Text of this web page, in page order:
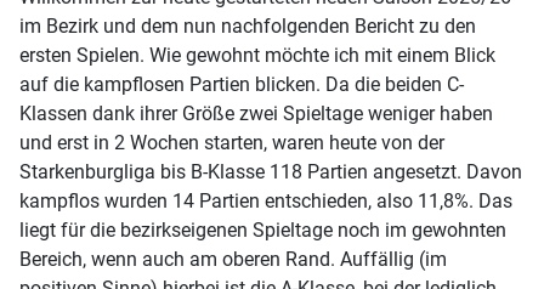
im Bezirk und dem nun nachfolgenden Bericht zu den
ersten Spielen. Wie gewohnt möchte ich mit einem Blick
auf die kampflosen Partien blicken. Da die beiden C-
Klassen dank ihrer Größe zwei Spieltage weniger haben
und erst in 2 Wochen starten, waren heute von der
Starkenburgliga bis B-Klasse 118 Partien angesetzt. Davon
kampflos wurden 14 Partien entschieden, also 11,8%. Das
liegt für die bezirkseigenen Spieltage noch im gewohnten
Bereich, wenn auch am oberen Rand. Auffällig (im